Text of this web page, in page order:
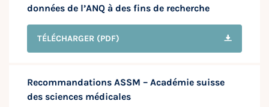
données de l’ANQ à des fins de recherche
TÉLÉCHARGER (PDF)
Recommandations ASSM – Académie suisse
des sciences médicales